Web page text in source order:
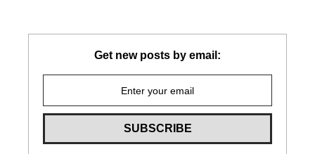
Get new posts by email: